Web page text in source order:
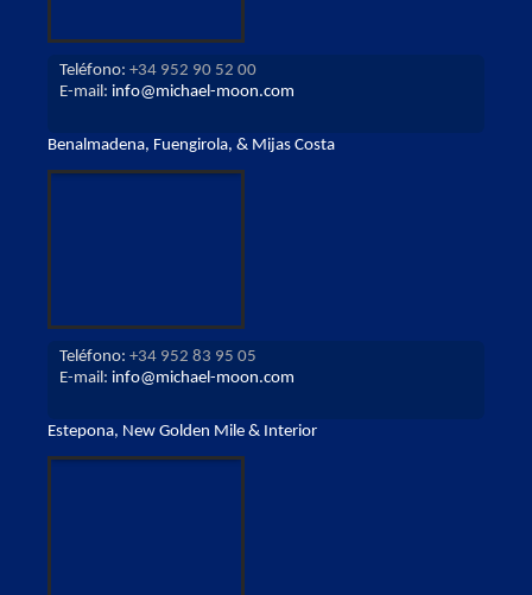
Teléfono: +34 952 90 52 00
E-mail: info@michael-moon.com
Benalmadena, Fuengirola, & Mijas Costa
Teléfono: +34 952 83 95 05
E-mail: info@michael-moon.com
Estepona, New Golden Mile & Interior